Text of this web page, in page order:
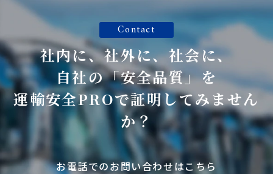
Contact
社内に、社外に、社会に、
自社の「安全品質」を
運輸安全PROで証明してみません
か？
お電話でのお問い合わせはこちら